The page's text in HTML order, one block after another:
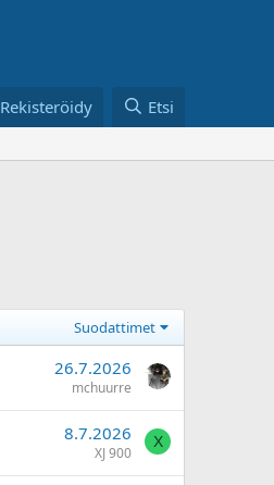
Rekisteröidy Etsi
Suodattimet
26.7.2026
mchuurre
8.7.2026
XJ 900
X